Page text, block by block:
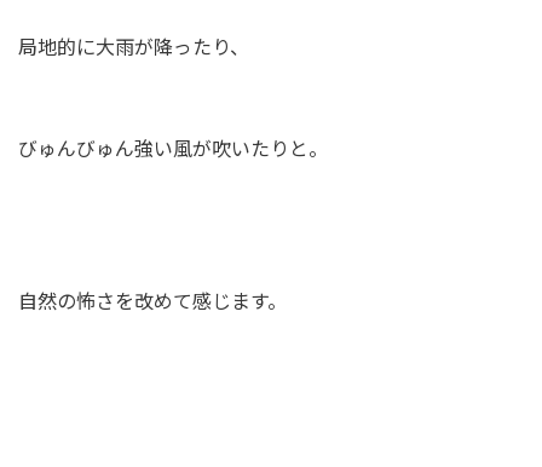
局地的に大雨が降ったり、
びゅんびゅん強い風が吹いたりと。
自然の怖さを改めて感じます。